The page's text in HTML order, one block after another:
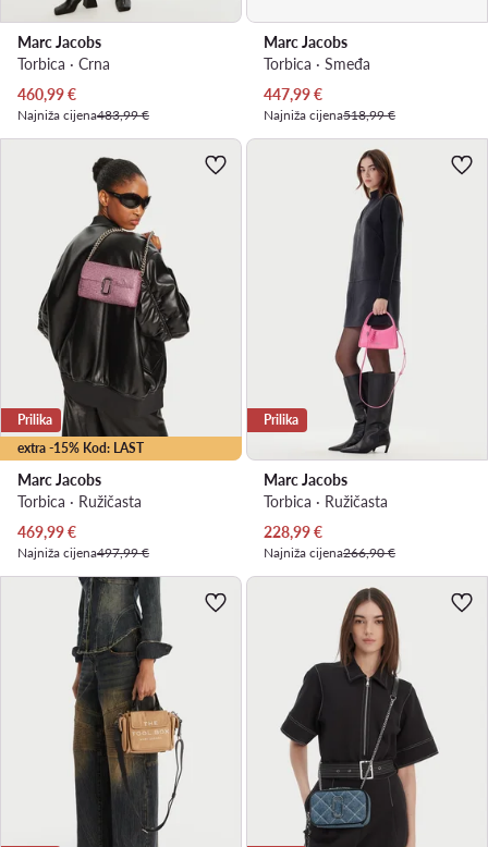
Marc Jacobs
Torbica · Crna
Trenutna cijena
460,99€
Najniža cijena483,99 €
Marc Jacobs
Torbica · Smeđa
Trenutna cijena
447,99€
Najniža cijena518,99 €
extra -15% Kod: LAST
Prilika
Marc Jacobs
Torbica · Ružičasta
Trenutna cijena
469,99€
Najniža cijena497,99 €
Prilika
Marc Jacobs
Torbica · Ružičasta
Trenutna cijena
228,99€
Najniža cijena266,90 €